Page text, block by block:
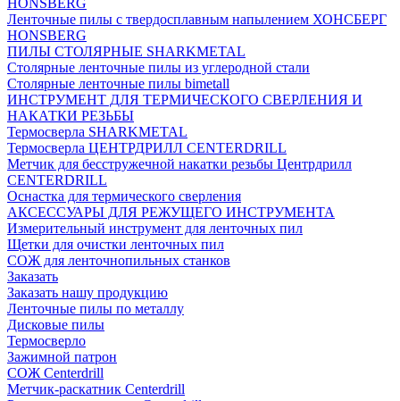
HONSBERG
Ленточные пилы с твердосплавным напылением ХОНСБЕРГ
HONSBERG
ПИЛЫ СТОЛЯРНЫЕ SHARKMETAL
Столярные ленточные пилы из углеродной стали
Столярные ленточные пилы bimetall
ИНСТРУМЕНТ ДЛЯ ТЕРМИЧЕСКОГО СВЕРЛЕНИЯ И
НАКАТКИ РЕЗЬБЫ
Термосверла SHARKMETAL
Термосверла ЦЕНТРДРИЛЛ CENTERDRILL
Метчик для бесстружечной накатки резьбы Центрдрилл
CENTERDRILL
Оснастка для термического сверления
АКСЕССУАРЫ ДЛЯ РЕЖУЩЕГО ИНСТРУМЕНТА
Измерительный инструмент для ленточных пил
Щетки для очистки ленточных пил
СОЖ для ленточнопильных станков
Заказать
Заказать нашу продукцию
Ленточные пилы по металлу
Дисковые пилы
Термосверло
Зажимной патрон
СОЖ Centerdrill
Метчик-раскатник Centerdrill